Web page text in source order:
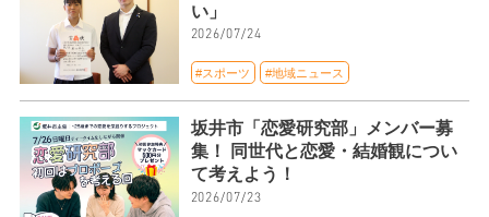
い」
2026/07/24
#スポーツ #地域ニュース
坂井市「恋愛研究部」メンバー募
集！ 同世代と恋愛・結婚観につい
て考えよう！
2026/07/23